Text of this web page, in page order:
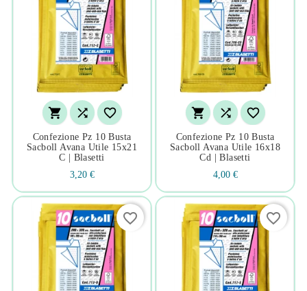
  
Confezione Pz 10 Busta
Sacboll Avana Utile 15x21
C | Blasetti
3,20 €
  
Confezione Pz 10 Busta
Sacboll Avana Utile 16x18
Cd | Blasetti
4,00 €
favorite_border favorite_border